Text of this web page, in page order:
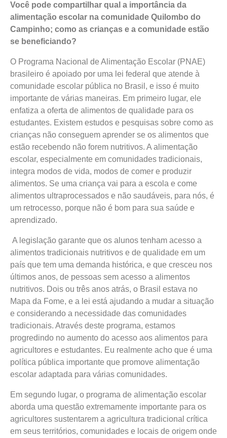
Você pode compartilhar qual a importância da
alimentação escolar na comunidade Quilombo do
Campinho; como as crianças e a comunidade estão
se beneficiando?
O Programa Nacional de Alimentação Escolar (PNAE)
brasileiro é apoiado por uma lei federal que atende à
comunidade escolar pública no Brasil, e isso é muito
importante de várias maneiras. Em primeiro lugar, ele
enfatiza a oferta de alimentos de qualidade para os
estudantes. Existem estudos e pesquisas sobre como as
crianças não conseguem aprender se os alimentos que
estão recebendo não forem nutritivos. A alimentação
escolar, especialmente em comunidades tradicionais,
integra modos de vida, modos de comer e produzir
alimentos. Se uma criança vai para a escola e come
alimentos ultraprocessados e não saudáveis, para nós, é
um retrocesso, porque não é bom para sua saúde e
aprendizado.
A legislação garante que os alunos tenham acesso a
alimentos tradicionais nutritivos e de qualidade em um
país que tem uma demanda histórica, e que cresceu nos
últimos anos, de pessoas sem acesso a alimentos
nutritivos. Dois ou três anos atrás, o Brasil estava no
Mapa da Fome, e a lei está ajudando a mudar a situação
e considerando a necessidade das comunidades
tradicionais. Através deste programa, estamos
progredindo no aumento do acesso aos alimentos para
agricultores e estudantes. Eu realmente acho que é uma
política pública importante que promove alimentação
escolar adaptada para várias comunidades.
Em segundo lugar, o programa de alimentação escolar
aborda uma questão extremamente importante para os
agricultores sustentarem a agricultura tradicional crítica
em seus territórios, comunidades e locais de origem onde